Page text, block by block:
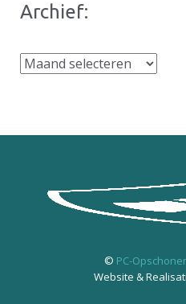
Archief:
Archief:
© PC-
Website &